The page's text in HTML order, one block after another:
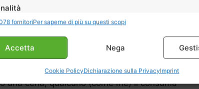
e combinare dati provenienti da altre fonti di dati, Collegare diversi
Erogare e presentare pubblicità e contenuto.
fornitoriPer saperne di più su questi scopi
Accetta Nega
Cookie PolicyDichiarazione sulla PrivacyImprint
parlando della tavola calda catanese
, un
occasione.
una cena, qualcuno (come me) li consuma